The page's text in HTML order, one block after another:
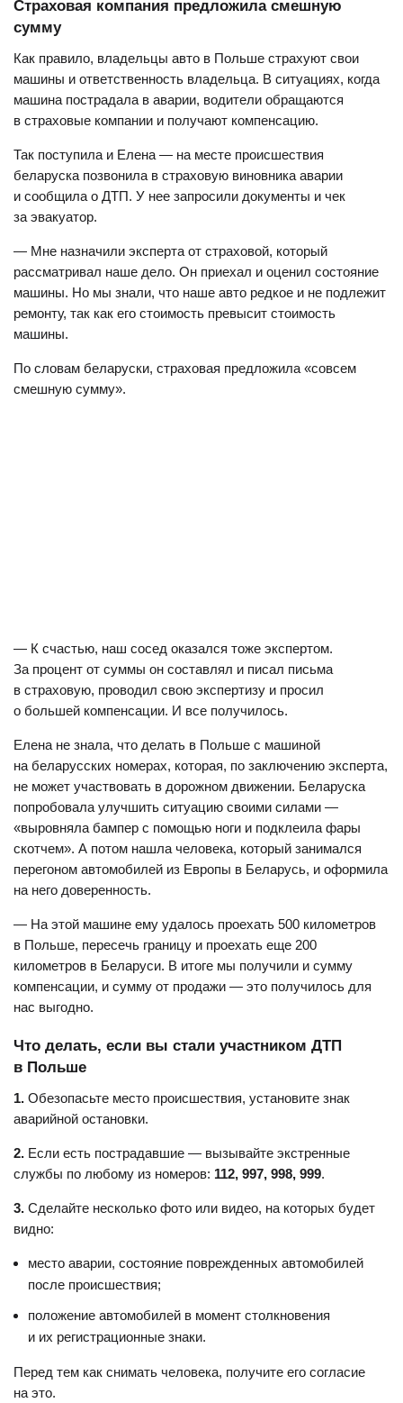
Страховая компания предложила смешную
сумму
Как правило, владельцы авто в Польше страхуют свои
машины и ответственность владельца. В ситуациях, когда
машина пострадала в аварии, водители обращаются
в страховые компании и получают компенсацию.
Так поступила и Елена — на месте происшествия
беларуска позвонила в страховую виновника аварии
и сообщила о ДТП. У нее запросили документы и чек
за эвакуатор.
— Мне назначили эксперта от страховой, который
рассматривал наше дело. Он приехал и оценил состояние
машины. Но мы знали, что наше авто редкое и не подлежит
ремонту, так как его стоимость превысит стоимость
машины.
По словам беларуски, страховая предложила «совсем
смешную сумму».
— К счастью, наш сосед оказался тоже экспертом.
За процент от суммы он составлял и писал письма
в страховую, проводил свою экспертизу и просил
о большей компенсации. И все получилось.
Елена не знала, что делать в Польше с машиной
на беларусских номерах, которая, по заключению эксперта,
не может участвовать в дорожном движении. Беларуска
попробовала улучшить ситуацию своими силами —
«выровняла бампер с помощью ноги и подклеила фары
скотчем». А потом нашла человека, который занимался
перегоном автомобилей из Европы в Беларусь, и оформила
на него доверенность.
— На этой машине ему удалось проехать 500 километров
в Польше, пересечь границу и проехать еще 200
километров в Беларуси. В итоге мы получили и сумму
компенсации, и сумму от продажи — это получилось для
нас выгодно.
Что делать, если вы стали участником ДТП
в Польше
1. Обезопасьте место происшествия, установите знак
аварийной остановки.
2. Если есть пострадавшие — вызывайте экстренные
службы по любому из номеров: 112, 997, 998, 999.
3. Сделайте несколько фото или видео, на которых будет
видно:
место аварии, состояние поврежденных автомобилей
после происшествия;
положение автомобилей в момент столкновения
и их регистрационные знаки.
Перед тем как снимать человека, получите его согласие
на это.